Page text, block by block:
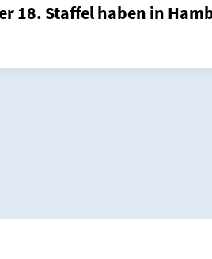
18. Staffel haben in